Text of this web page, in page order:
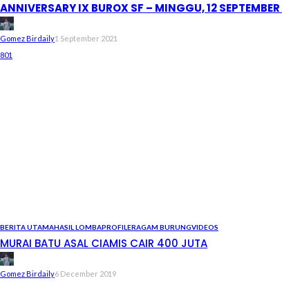
ANNIVERSARY IX BUROX SF – MINGGU, 12
Gomez Birdaily1 September 2021
801
BERITA UTAMAHASIL LOMBAPROFILERAGAM BURUNGVIDEOS
MURAI BATU ASAL CIAMIS CAIR 400 JUTA
Gomez Birdaily6 December 2019